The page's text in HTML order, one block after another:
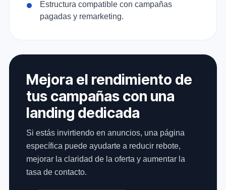
Estructura compatible con campañas
pagadas y remarketing.
Mejora el rendimiento de
tus campañas con una
landing dedicada
Si estás invirtiendo en anuncios, una página
específica puede ayudarte a reducir rebote,
mejorar la claridad de la oferta y aumentar la
tasa de contacto.